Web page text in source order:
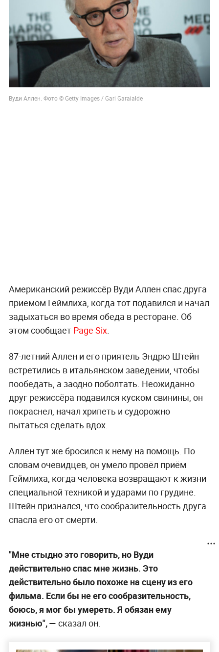
Вуди Аллен. Фото © Getty Images / Gari Garaialde
Американский режиссёр Вуди Аллен спас друга
приёмом Геймлиха, когда тот подавился и начал
задыхаться во время обеда в ресторане. Об
этом сообщает Page Six.
87-летний Аллен и его приятель Эндрю Штейн
встретились в итальянском заведении, чтобы
пообедать, а заодно поболтать. Неожиданно
друг режиссёра подавился куском свинины, он
покраснел, начал хрипеть и судорожно
пытаться сделать вдох.
Аллен тут же бросился к нему на помощь. По
словам очевидцев, он умело провёл приём
Геймлиха, когда человека возвращают к жизни
специальной техникой и ударами по грудине.
Штейн признался, что сообразительность друга
спасла его от смерти.
"Мне стыдно это говорить, но Вуди
действительно спас мне жизнь. Это
действительно было похоже на сцену из его
фильма. Если бы не его сообразительность,
боюсь, я мог бы умереть. Я обязан ему
жизнью",— сказал он.